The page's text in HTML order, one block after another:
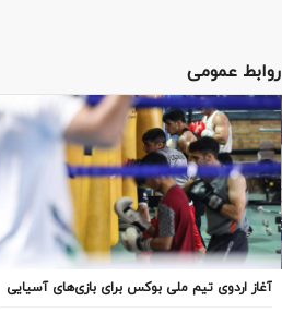
روابط عمومی
آغاز اردوی تیم ملی بوکس برای بازی‌های آسیایی